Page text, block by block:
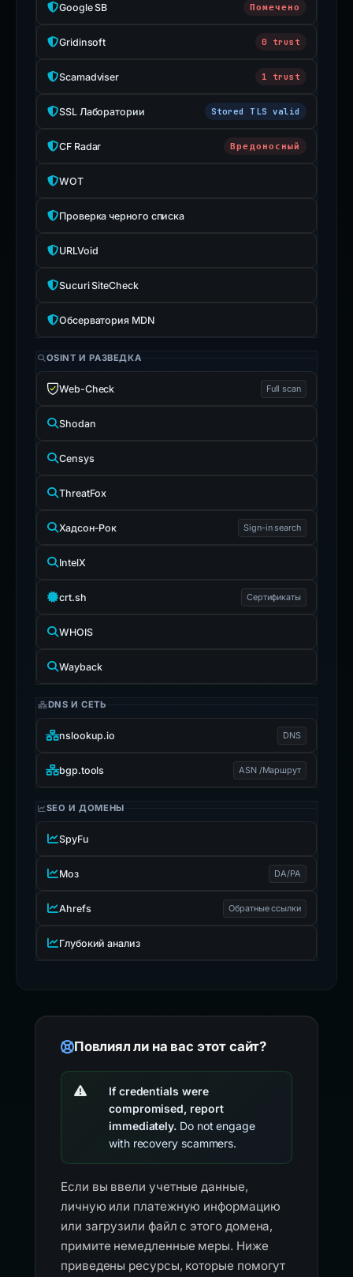
Google SB Помечено
Gridinsoft 0 trust
Scamadviser 1 trust
SSL Лаборатории Stored TLS valid
CF Radar Вредоносный
WOT
Проверка черного списка
URLVoid
Sucuri SiteCheck
Обсерватория MDN
OSINT И РАЗВЕДКА
Web-Check Full scan
Shodan
Censys
ThreatFox
Хадсон-Рок Sign-in search
IntelX
crt.sh Сертификаты
WHOIS
Wayback
DNS И СЕТЬ
nslookup.io DNS
bgp.tools ASN /Маршрут
SEO И ДОМЕНЫ
SpyFu
Моз DA/PA
Ahrefs Обратные ссылки
Глубокий анализ
Повлиял ли на вас этот сайт?
If credentials were
compromised, report
immediately. Do not engage
with recovery scammers.
Если вы ввели учетные данные,
личную или платежную информацию
или загрузили файл с этого домена,
примите немедленные меры. Ниже
приведены ресурсы, которые помогут